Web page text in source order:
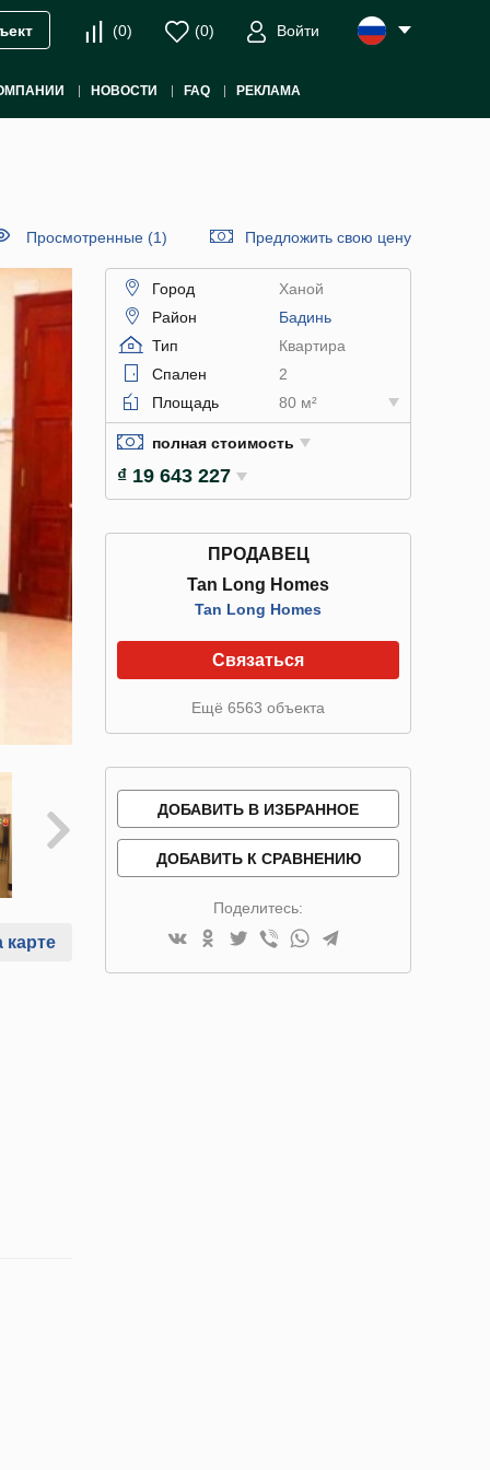
(0) (0) Войти
НОВОСТИ FAQ РЕКЛАМА
Просмотренные (1) Предложить свою цену
карте
Город
Ханой
Район
Бадинь
Тип
Квартира
Спален
2
Площадь
80 м²
полная стоимость
₫ 19 643 227
ПРОДАВЕЦ
Tan Long Homes
Tan Long Homes
Связаться
Ещё 6563 объекта
ДОБАВИТЬ В ИЗБРАННОЕ
ДОБАВИТЬ К СРАВНЕНИЮ
Поделитесь: